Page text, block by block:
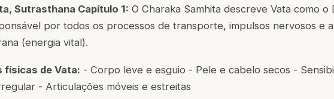
Sutrasthana Capítulo 1: O Charaka Samhita descreve Vata como o
por todos os processos de transporte, impulsos nervosos e a
(energia vital).
de Vata: - Corpo leve e esguio - Pele e cabelo secos -
- Articulações móveis e estreitas